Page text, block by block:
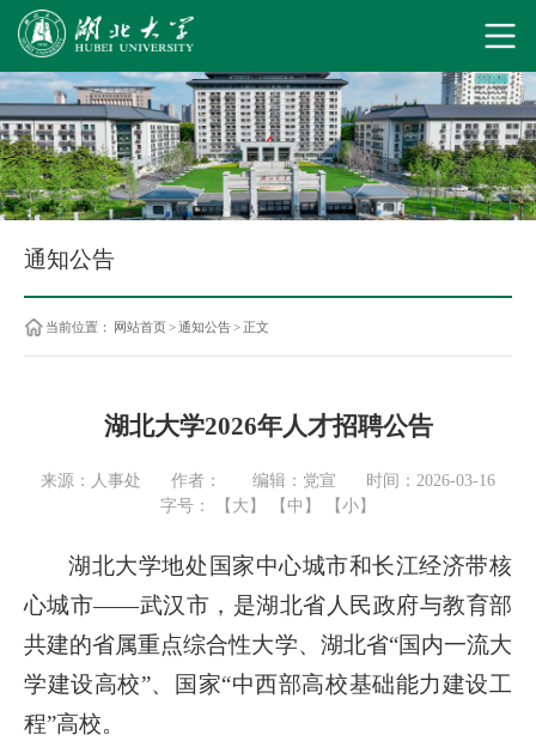
通知公告
当前位置： 网站首页>通知公告> 正文
湖北大学2026年人才招聘公告
来源：人事处 作者： 编辑：党宣
时间：2026-03-16
字号：
【大】 【中】 【小】
湖北大学地处国家中心城市和长江经济带核
心城市——武汉市，是湖北省人民政府与教育部
共建的省属重点综合性大学、湖北省“国内一流大
学建设高校”、国家“中西部高校基础能力建设工
程”高校。